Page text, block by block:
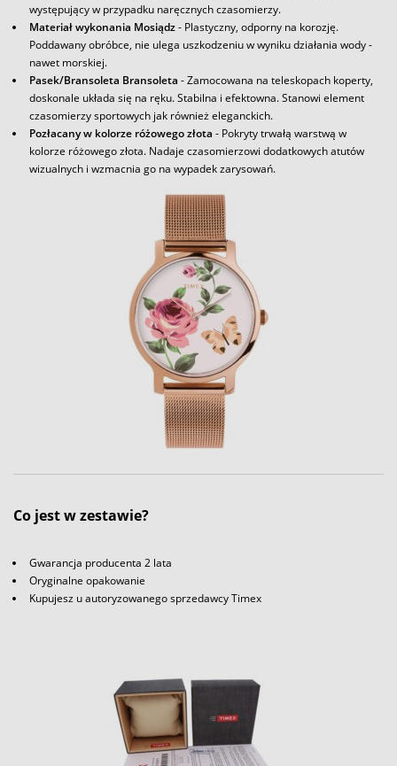
występujący w przypadku naręcznych czasomierzy.
Materiał wykonania Mosiądz- Plastyczny, odporny na korozję.
Poddawany obróbce, nie ulega uszkodzeniu w wyniku działania wody -
nawet morskiej.
Pasek/Bransoleta Bransoleta - Zamocowana na teleskopach koperty,
doskonale układa się na ręku. Stabilna i efektowna. Stanowi element
czasomierzy sportowych jak również eleganckich.
Pozłacany w kolorze różowego złota - Pokryty trwałą warstwą w
kolorze różowego złota. Nadaje czasomierzowi dodatkowych atutów
wizualnych i wzmacnia go na wypadek zarysowań.
Co jest w zestawie?
Gwarancja producenta 2 lata
Oryginalne opakowanie
Kupujesz u autoryzowanego sprzedawcy Timex